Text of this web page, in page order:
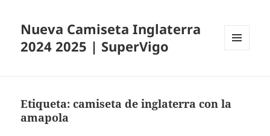
Nueva Camiseta Inglaterra
2024 2025 | SuperVigo
Etiqueta:camiseta de inglaterra con la
amapola